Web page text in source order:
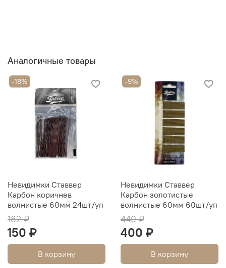
Аналогичные товары
-18%
Невидимки Ставвер
Карбон коричнев
волнистые 60мм 24шт/уп
182 ₽
150 ₽
В корзину
-9%
Невидимки Ставвер
Карбон золотистые
волнистые 60мм 60шт/уп
440 ₽
400 ₽
В корзину